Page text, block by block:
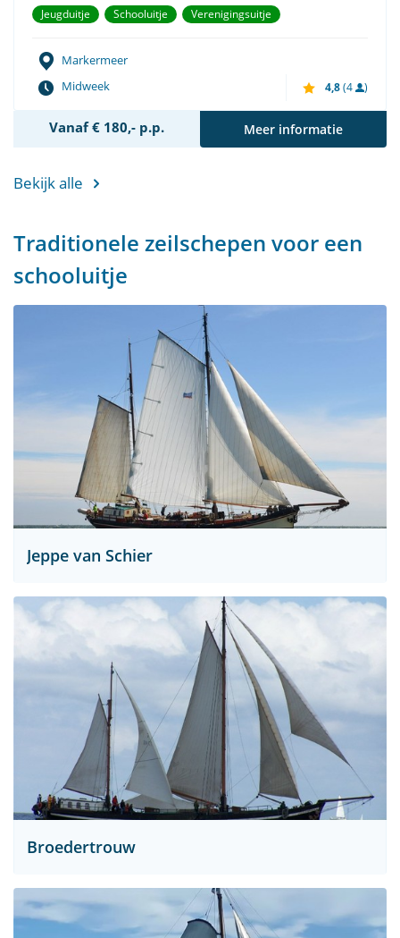
Jeugduitje Schooluitje Verenigingsuitje
Markermeer
Midweek
4,8(4 )
Vanaf € 180,- p.p. Meer informatie
Bekijk alle
Traditionele zeilschepen voor een
schooluitje
Jeppe van Schier
Broedertrouw